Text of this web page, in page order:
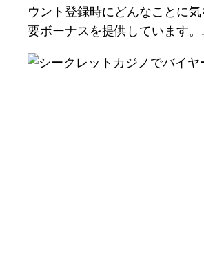
ウント登録時にどんなことに
要ボーナスを提供しています